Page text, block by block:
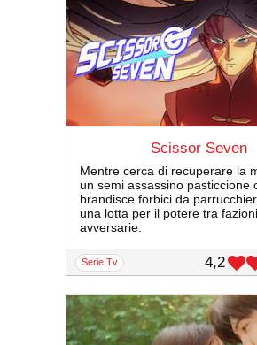
Scissor Seven
Mentre cerca di recuperare la
un semi assassino pasticcione
brandisce forbici da
una lotta per il potere tra fazioni
avversarie.
serie Tv 4,2